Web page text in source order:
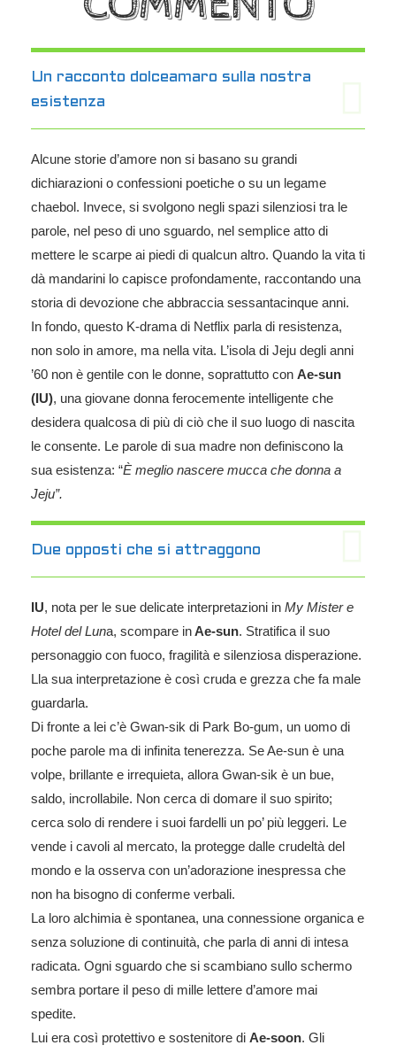
Un racconto dolceamaro sulla nostra
esistenza
Alcune storie d’amore non si basano su grandi
dichiarazioni o confessioni poetiche o su un legame
chaebol. Invece, si svolgono negli spazi silenziosi tra le
parole, nel peso di uno sguardo, nel semplice atto di
mettere le scarpe ai piedi di qualcun altro. Quando la vita ti
dà mandarini lo capisce profondamente, raccontando una
storia di devozione che abbraccia sessantacinque anni.
In fondo, questo K-drama di Netflix parla di resistenza,
non solo in amore, ma nella vita. L’isola di Jeju degli anni
’60 non è gentile con le donne, soprattutto con Ae-sun
(IU), una giovane donna ferocemente intelligente che
desidera qualcosa di più di ciò che il suo luogo di nascita
le consente. Le parole di sua madre non definiscono la
sua esistenza: “È meglio nascere mucca che donna a
Jeju”.
Due opposti che si attraggono
IU, nota per le sue delicate interpretazioni in My Mister e
Hotel del Luna, scompare inAe-sun. Stratifica il suo
personaggio con fuoco, fragilità e silenziosa disperazione.
Lla sua interpretazione è così cruda e grezza che fa male
guardarla.
Di fronte a lei c’è Gwan-sik di Park Bo-gum, un uomo di
poche parole ma di infinita tenerezza. Se Ae-sun è una
volpe, brillante e irrequieta, allora Gwan-sik è un bue,
saldo, incrollabile. Non cerca di domare il suo spirito;
cerca solo di rendere i suoi fardelli un po’ più leggeri. Le
vende i cavoli al mercato, la protegge dalle crudeltà del
mondo e la osserva con un’adorazione inespressa che
non ha bisogno di conferme verbali.
La loro alchimia è spontanea, una connessione organica e
senza soluzione di continuità, che parla di anni di intesa
radicata. Ogni sguardo che si scambiano sullo schermo
sembra portare il peso di mille lettere d’amore mai
spedite.
Lui era così protettivo e sostenitore di Ae-soon. Gli